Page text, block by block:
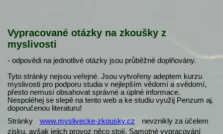
Vypracované otázky na zkoušky z
myslivosti
- odpovědi na jednotlivé otázky jsou průběžně doplňovány.
Tyto stránky nejsou veřejné. Jsou vytvořeny adeptem kurzu
myslivosti pro podporu studia v nejlepším vědomí a svědomí,
přesto nemusí obsahovat správné a úplné informace.
Nespoléhej se slepě na tento web a ke studiu využij Penzum aj.
doporučenou literaturu!
Stránky
www.myslivecke-zkousky.cz
nevznikly za účelem
zisku, avšak jejich provoz něco stojí. Samotné vypracování